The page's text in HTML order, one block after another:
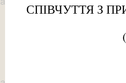
СПІВЧУТТЯ З